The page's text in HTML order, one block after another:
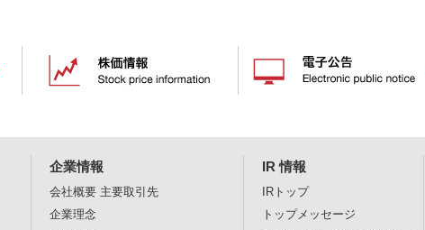
企業情報
会社概要 主要取引先
企業理念
IR 情報
IRトップ
トップメッセージ